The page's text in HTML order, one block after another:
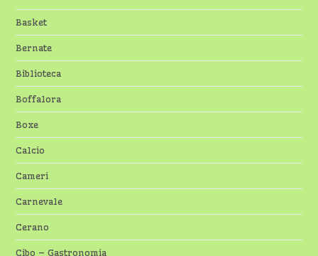
Basket
Bernate
Biblioteca
Boffalora
Boxe
Calcio
Cameri
Carnevale
Cerano
Cibo – Gastronomia